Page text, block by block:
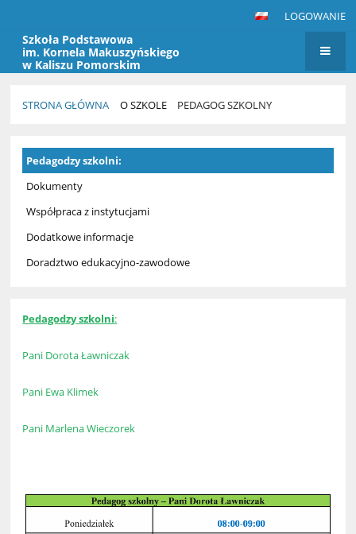
LOGOWANIE
Szkoła Podstawowa
im. Kornela Makuszyńskiego
w Kaliszu Pomorskim
STRONA GŁÓWNA O SZKOLE PEDAGOG SZKOLNY
Pedagog
szkolny
Pedagodzy szkolni:
Dokumenty
Współpraca z instytucjami
Dodatkowe informacje
Doradztwo edukacyjno-zawodowe
Pedagodzy szkolni:
Pani Dorota Ławniczak
Pani Ewa Klimek
Pani Marlena Wieczorek